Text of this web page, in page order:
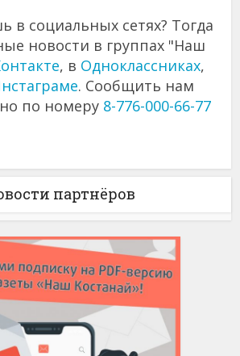
в социальных сетях? Тогда
новости в группах "Наш
, в Одноклассниках,
. Сообщить нам
по номеру 8-776-000-66-77
партнёров